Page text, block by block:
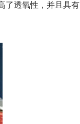
透氧性，并且具有